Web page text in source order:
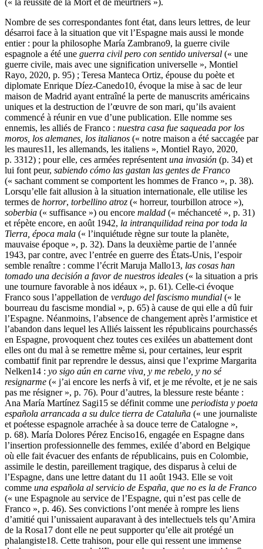
Nombre de ses correspondantes font état, dans leurs lettres, de leur
désarroi face à la situation que vit l’Espagne mais aussi le monde
entier : pour la philosophe María Zambrano9, la guerre civile
espagnole a été une guerra civil pero con sentido universal (« une
guerre civile, mais avec une signification universelle », Montiel
Rayo, 2020, p. 95) ; Teresa Manteca Ortiz, épouse du poète et
diplomate Enrique Díez-Canedo10, évoque la mise à sac de leur
maison de Madrid ayant entraîné la perte de manuscrits américains
uniques et la destruction de l’œuvre de son mari, qu’ils avaient
commencé à réunir en vue d’une publication. Elle nomme ses
ennemis, les alliés de Franco : nuestra casa fue saqueada por los
moros, los alemanes, los italianos (« notre maison a été saccagée par
les maures11 , les allemands, les italiens », Montiel Rayo, 2020,
p. 3312) ; pour elle, ces armées représentent una invasión (p. 34) et
lui font peur, sabiendo cómo las gastan las gentes de Franco
(« sachant comment se comportent les hommes de Franco », p. 38).
Lorsqu’elle fait allusion à la situation internationale, elle utilise les
termes de horror, torbellino atroz (« horreur, tourbillon atroce »),
soberbia (« suffisance ») ou encore maldad (« méchanceté », p. 31)
et répète encore, en août 1942, la intranquilidad reina por toda la
Tierra, época mala (« l’inquiétude règne sur toute la planète,
mauvaise époque », p. 32). Dans la deuxième partie de l’année
1943, par contre, avec l’entrée en guerre des États-Unis, l’espoir
semble renaître : comme l’écrit Maruja Mallo13, las cosas han
tomado una decisión a favor de nuestros ideales (« la situation a pris
une tournure favorable à nos idéaux », p. 61). Celle-ci évoque
Franco sous l’appellation de verdugo del fascismo mundial (« le
bourreau du fascisme mondial », p. 65) à cause de qui elle a dû fuir
l’Espagne. Néanmoins, l’absence de changement après l’armistice et
l’abandon dans lequel les Alliés laissent les républicains pourchassés
en Espagne, provoquent chez toutes ces exilées un abattement dont
elles ont du mal à se remettre même si, pour certaines, leur esprit
combattif finit par reprendre le dessus, ainsi que l’exprime Margarita
Nelken14 : yo sigo aún en carne viva, y me rebelo, y no sé
resignarme (« j’ai encore les nerfs à vif, et je me révolte, et je ne sais
pas me résigner », p. 76). Pour d’autres, la blessure reste béante :
Ana María Martínez Sagi15 se définit comme une periodista y poeta
española arrancada a su dulce tierra de Cataluña (« une journaliste
et poétesse espagnole arrachée à sa douce terre de Catalogne »,
p. 68). María Dolores Pérez Enciso16, engagée en Espagne dans
l’insertion professionnelle des femmes, exilée d’abord en Belgique
où elle fait évacuer des enfants de républicains, puis en Colombie,
assimile le destin, pareillement tragique, des disparus à celui de
l’Espagne, dans une lettre datant du 11 août 1943. Elle se voit
comme una española al servicio de España, que no es la de Franco
(« une Espagnole au service de l’Espagne, qui n’est pas celle de
Franco », p. 46). Ses convictions l’ont menée à rompre les liens
d’amitié qui l’unissaient auparavant à des intellectuels tels qu’Amira
de la Rosa17 dont elle ne peut supporter qu’elle ait protégé un
phalangiste18. Cette trahison, pour elle qui ressent une immense